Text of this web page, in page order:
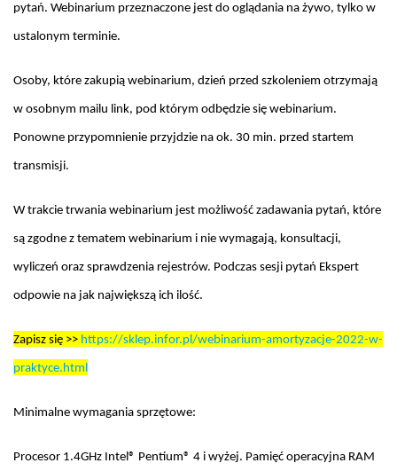
pytań. Webinarium przeznaczone jest do oglądania na żywo, tylko w
ustalonym terminie.
Osoby, które zakupią webinarium, dzień przed szkoleniem otrzymają
w osobnym mailu link, pod którym odbędzie się webinarium.
Ponowne przypomnienie przyjdzie na ok. 30 min. przed startem
transmisji.
W trakcie trwania webinarium jest możliwość zadawania pytań, które
są zgodne z tematem webinarium i nie wymagają, konsultacji,
wyliczeń oraz sprawdzenia rejestrów. Podczas sesji pytań Ekspert
odpowie na jak największą ich ilość.
Zapisz się >> https://sklep.infor.pl/webinarium-amortyzacje-2022-w-
praktyce.html
Minimalne wymagania sprzętowe:
Procesor 1.4GHz Intel® Pentium® 4 i wyżej. Pamięć operacyjna RAM